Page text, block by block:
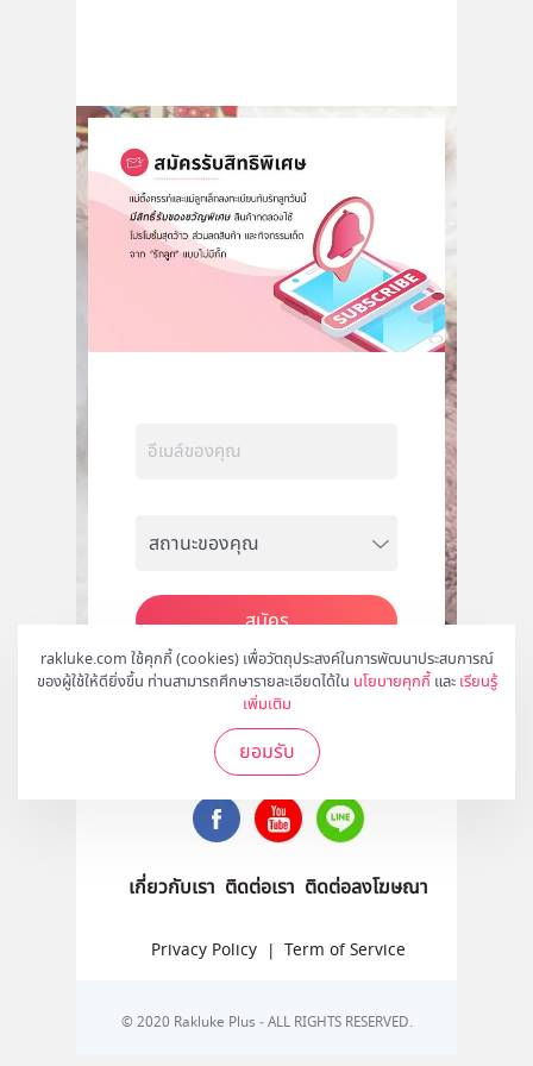
rakluke.com ใช้คุกกี้ (cookies) เพื่อวัตถุประสงค์ในการพัฒนาประสบการณ์
ของผู้ใช้ให้ดียิ่งขึ้น ท่านสามารถศึกษารายละเอียดได้ใน นโยบายคุกกี้ และ เรียนรู้
เพิ่มเติม
ยอมรับ
สมัคร
ติดตามเราได้ที่
เกี่ยวกับเรา ติดต่อเรา ติดต่อลงโฆษณา
Privacy Policy | Term of Service
© 2020 Rakluke Plus - ALL RIGHTS RESERVED.